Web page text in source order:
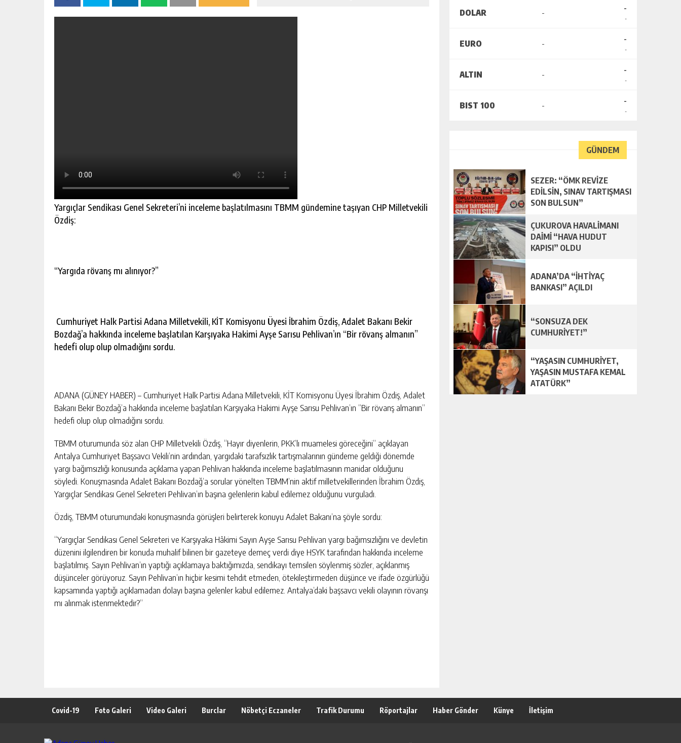
Yargıçlar Sendikası Genel Sekreteri’ni inceleme başlatılmasını TBMM gündemine taşıyan CHP Milletvekili
Özdiş:
“Yargıda rövanş mı alınıyor?”
Cumhuriyet Halk Partisi Adana Milletvekili, KİT Komisyonu Üyesi İbrahim Özdiş, Adalet Bakanı Bekir
Bozdağ’a hakkında inceleme başlatılan Karşıyaka Hakimi Ayşe Sarısu Pehlivan’ın “Bir rövanş almanın”
hedefi olup olup olmadığını sordu.
ADANA (GÜNEY HABER) – Cumhuriyet Halk Partisi Adana Milletvekili, KİT Komisyonu Üyesi İbrahim Özdiş, Adalet
Bakanı Bekir Bozdağ’a hakkında inceleme başlatılan Karşıyaka Hakimi Ayşe Sarısu Pehlivan’ın “Bir rövanş almanın”
hedefi olup olup olmadığını sordu.
TBMM oturumunda söz alan CHP Milletvekili Özdiş, “Hayır diyenlerin, PKK’lı muamelesi göreceğini” açıklayan
Antalya Cumhuriyet Başsavcı Vekili’nin ardından, yargıdaki tarafsızlık tartışmalarının gündeme geldiği dönemde
yargı bağımsızlığı konusunda açıklama yapan Pehlivan hakkında inceleme başlatılmasının manidar olduğunu
söyledi. Konuşmasında Adalet Bakanı Bozdağ’a sorular yönelten TBMM’nin aktif milletvekillerinden İbrahim Özdiş,
Yargıçlar Sendikası Genel Sekreteri Pehlivan’ın başına gelenlerin kabul edilemez olduğunu vurguladı.
Özdiş, TBMM oturumundaki konuşmasında görüşleri belirterek konuyu Adalet Bakanı’na şöyle sordu:
“Yargıçlar Sendikası Genel Sekreteri ve Karşıyaka Hâkimi Sayın Ayşe Sarısu Pehlivan yargı bağımsızlığını ve devletin
düzenini ilgilendiren bir konuda muhalif bilinen bir gazeteye demeç verdi diye HSYK tarafından hakkında inceleme
başlatılmış. Sayın Pehlivan’ın yaptığı açıklamaya baktığımızda, sendikayı temsilen söylenmiş sözler, açıklanmış
düşünceler görüyoruz. Sayın Pehlivan’ın hiçbir kesimi tehdit etmeden, ötekileştirmeden düşünce ve ifade özgürlüğü
kapsamında yaptığı açıklamadan dolayı başına gelenler kabul edilemez. Antalya’daki başsavcı vekili olayının rövanşı
mı alınmak istenmektedir?”
DOLAR - -
-
EURO - -
-
ALTIN - -
-
BIST 100 - -
-
GÜNDEM
SEZER: “ÖMK REVİZE
EDİLSİN, SINAV TARTIŞMASI
SON BULSUN”
ÇUKUROVA HAVALİMANI
DAİMİ “HAVA HUDUT
KAPISI” OLDU
ADANA’DA “İHTİYAÇ
BANKASI” AÇILDI
“SONSUZA DEK
CUMHURİYET!”
“YAŞASIN CUMHURİYET,
YAŞASIN MUSTAFA KEMAL
ATATÜRK”
Covid-19 Foto Galeri Video Galeri Burclar Nöbetçi Eczaneler Trafik Durumu Röportajlar Haber Gönder Künye İletişim